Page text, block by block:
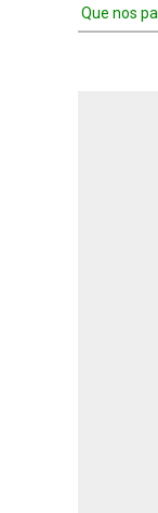
Que nos